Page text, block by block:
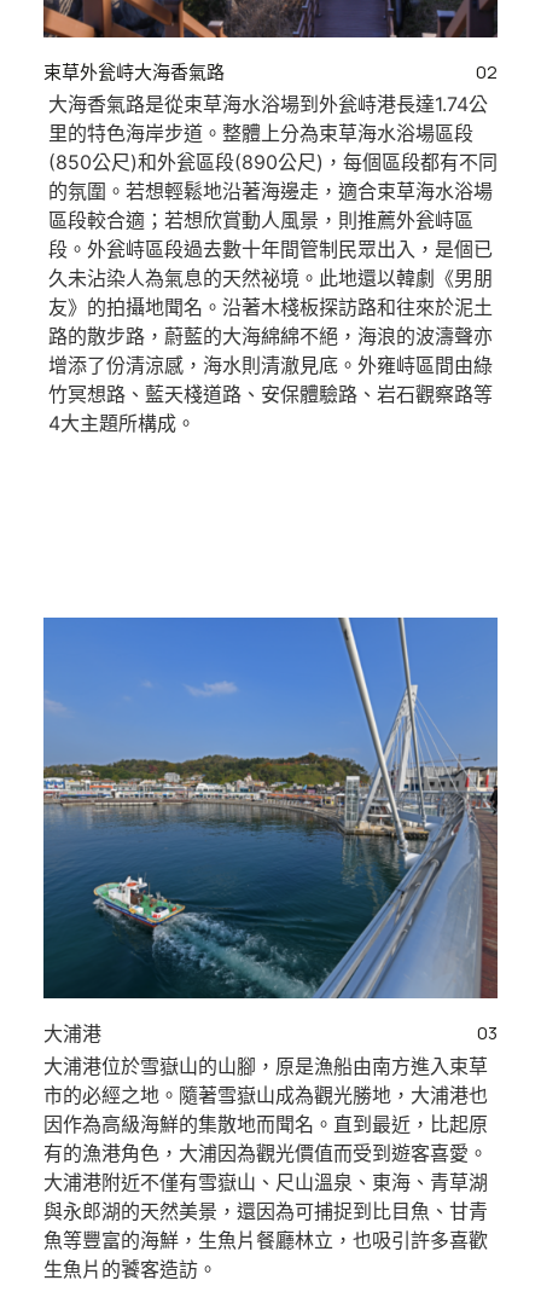
02
束草外瓮峙大海香氣路
大海香氣路是從束草海水浴場到外瓮峙港長達1.74公
里的特色海岸步道。整體上分為束草海水浴場區段
(850公尺)和外瓮區段(890公尺)，每個區段都有不同
的氛圍。若想輕鬆地沿著海邊走，適合束草海水浴場
區段較合適；若想欣賞動人風景，則推薦外瓮峙區
段。外瓮峙區段過去數十年間管制民眾出入，是個已
久未沾染人為氣息的天然祕境。此地還以韓劇《男朋
友》的拍攝地聞名。沿著木棧板探訪路和往來於泥土
路的散步路，蔚藍的大海綿綿不絕，海浪的波濤聲亦
增添了份清涼感，海水則清澈見底。外雍峙區間由綠
竹冥想路、藍天棧道路、安保體驗路、岩石觀察路等
4大主題所構成。
03
大浦港
大浦港位於雪嶽山的山腳，原是漁船由南方進入束草
市的必經之地。隨著雪嶽山成為觀光勝地，大浦港也
因作為高級海鮮的集散地而聞名。直到最近，比起原
有的漁港角色，大浦因為觀光價值而受到遊客喜愛。
大浦港附近不僅有雪嶽山、尺山溫泉、東海、青草湖
與永郎湖的天然美景，還因為可捕捉到比目魚、甘青
魚等豐富的海鮮，生魚片餐廳林立，也吸引許多喜歡
生魚片的饕客造訪。